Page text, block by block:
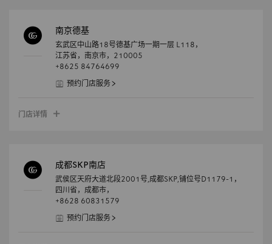
南京德基
玄武区中山路18号德基广场一期一层 L118，
江苏省， 南京市， 210005
+8625 84764699
预约门店服务
门店详情
成都SKP南店
武侯区天府大道北段2001号,成都SKP,铺位号D1179-1，
四川省， 成都市，
+8628 60831579
预约门店服务